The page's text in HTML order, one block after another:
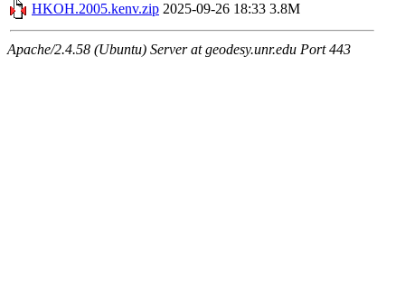
HKOH.2005.kenv.zip 2025-09-26 18:33 3.8M
Apache/2.4.58 (Ubuntu) Server at geodesy.unr.edu Port 443